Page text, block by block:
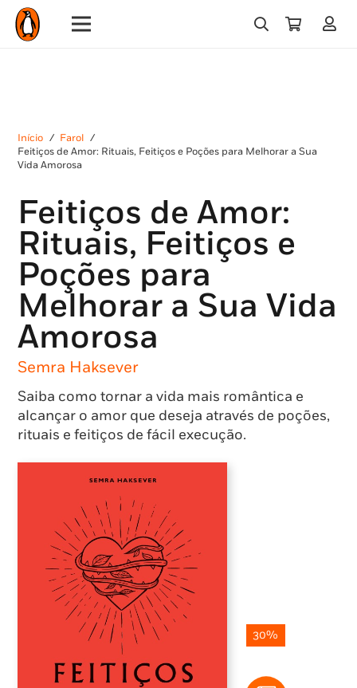
Início / Farol /
Feitiços de Amor: Rituais, Feitiços e Poções para Melhorar a Sua
Vida Amorosa
Feitiços de Amor:
Rituais, Feitiços e
Poções para
Melhorar a Sua Vida
Amorosa
Semra Haksever
Saiba como tornar a vida mais romântica e
alcançar o amor que deseja através de poções,
rituais e feitiços de fácil execução.
30%